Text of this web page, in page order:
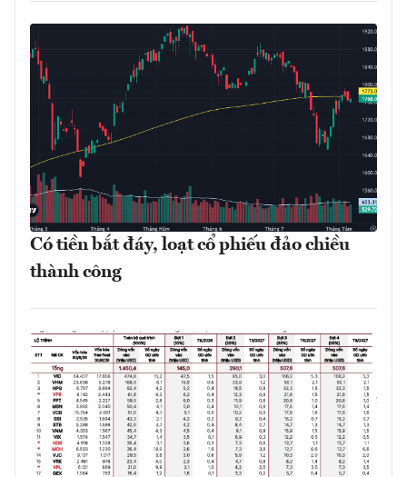
Có tiền bắt đáy, loạt cổ phiếu đảo chiều
thành công